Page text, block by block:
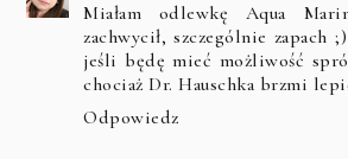
Miałam odlewkę Aqua
zachwycił, szczególnie zapach
jeśli będę mieć możliwość
chociaż Dr. Hauschka brzmi
Odpowiedz